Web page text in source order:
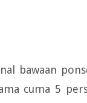
bawaan
cuma 5